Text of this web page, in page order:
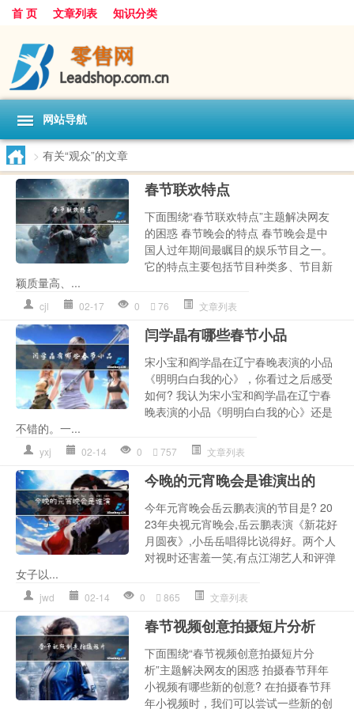
首 页 文章列表 知识分类
网站导航
> 有关“观众”的文章
春节联欢特点
下面围绕“春节联欢特点”主题解决网友
的困惑 春节晚会的特点 春节晚会是中
国人过年期间最瞩目的娱乐节目之一。
它的特点主要包括节目种类多、节目新
颖质量高、...
cjl 02-17 0 76 文章列表
闫学晶有哪些春节小品
宋小宝和阎学晶在辽宁春晚表演的小品
《明明白白我的心》，你看过之后感受
如何? 我认为宋小宝和阎学晶在辽宁春
晚表演的小品《明明白白我的心》还是
不错的。一...
yxj 02-14 0 757 文章列表
今晚的元宵晚会是谁演出的
今年元宵晚会岳云鹏表演的节目是? 20
23年央视元宵晚会,岳云鹏表演《新花好
月圆夜》,小岳岳唱得比说得好。两个人
对视时还害羞一笑,有点江湖艺人和评弹
女子以...
jwd 02-14 0 865 文章列表
春节视频创意拍摄短片分析
下面围绕“春节视频创意拍摄短片分
析”主题解决网友的困惑 拍摄春节拜年
小视频有哪些新的创意? 在拍摄春节拜
年小视频时，我们可以尝试一些新的创